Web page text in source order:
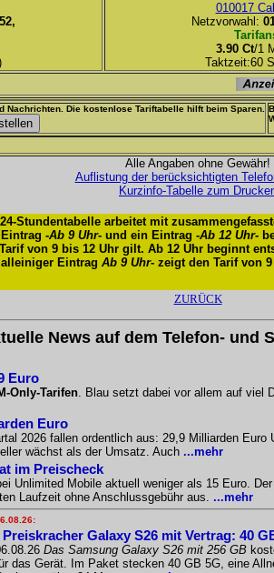
010017
Netzvorwahl:
3.90 Ct/1
Taktzeit:60
Die kostenlose Tariftabelle hilft beim Sparen.
Alle Angaben ohne Gewähr!
Auflistung der berücksichtigten
Kurzinfo-Tabelle zum
Stundentabelle arbeitet mit
-Ab 9 Uhr- und ein Eintrag -Ab 12 Uhr-
von 9 bis 12 Uhr gilt. Ab 12 Uhr beginnt
Eintrag Ab 9 Uhr- zeigt den Tarif von
ZURÜCK
News auf dem Telefon- und
Euro
Only-Tarifen. Blau setzt dabei vor allem auf viel
Euro
2026 fallen ordentlich aus: 29,9 Milliarden
wächst als der Umsatz. Auch ...mehr
im Preischeck
Unlimited Mobile aktuell weniger als 15 Euro.
Laufzeit ohne Anschlussgebühr aus. ...mehr
Preiskracher Galaxy S26 mit Vertrag: 40
Das Samsung Galaxy S26 mit 256 GB
das Gerät. Im Paket stecken 40 GB 5G, eine